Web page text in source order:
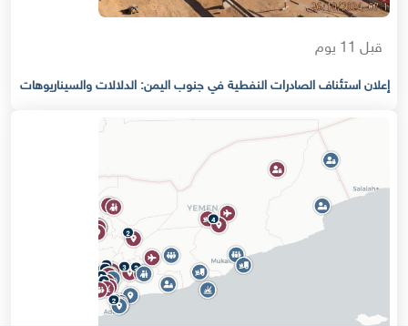
قبل 11 يوم
إعلان استئناف الصادرات النفطية في جنوب اليمن: الدلالات والسيناريوهات